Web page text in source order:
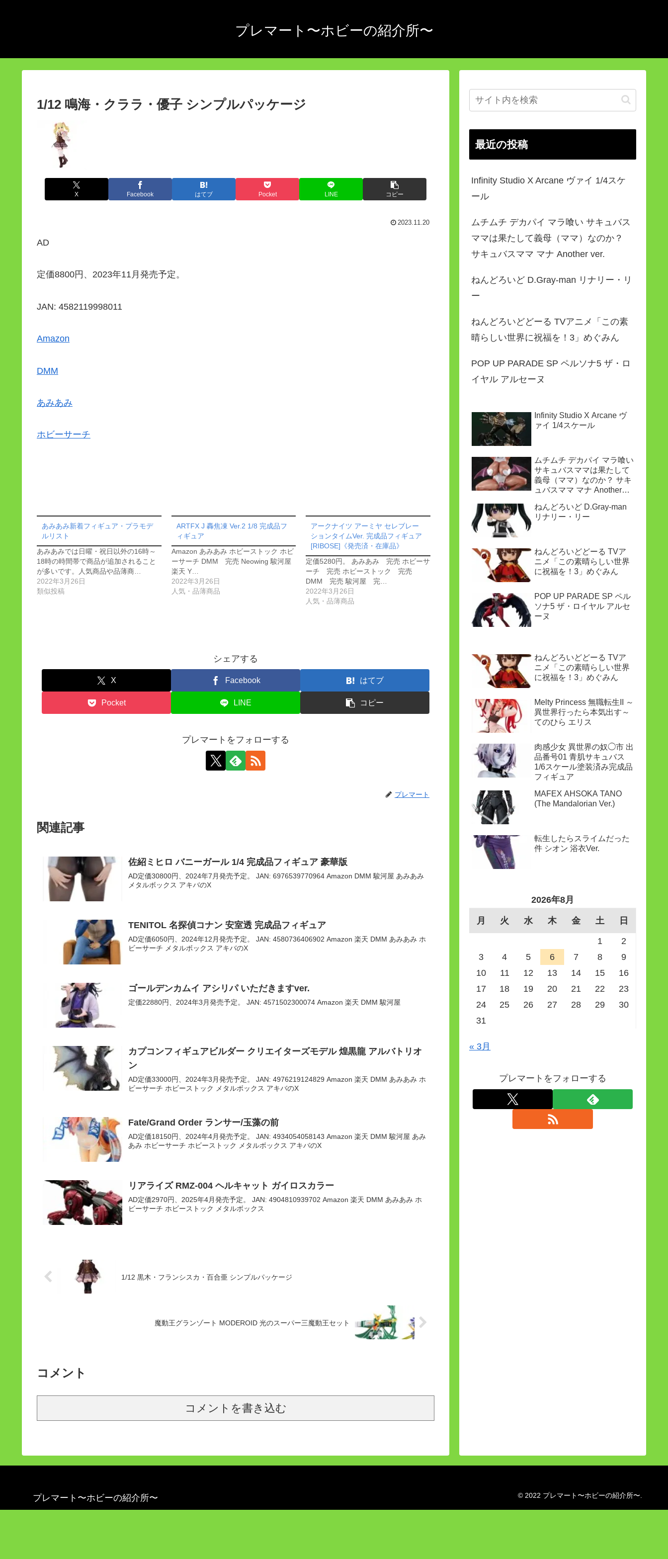
プレマート〜ホビーの紹介所〜
1/12 鳴海・クララ・優子 シンプルパッケージ
X Facebook はてブ Pocket LINE コピー
2023.11.20
AD
定価8800円、2023年11月発売予定。
JAN: 4582119998011
Amazon
DMM
あみあみ
ホビーサーチ
あみあみ新着フィギュア・プラモデ
ルリスト
あみあみでは日曜・祝日以外の16時～
18時の時間帯で商品が追加されること
が多いです。人気商品や品薄商…
2022年3月26日
類似投稿
ARTFX J 轟焦凍 Ver.2 1/8 完成品フ
ィギュア
Amazon あみあみ ホビーストック ホビ
ーサーチ DMM 完売 Neowing 駿河屋
楽天 Y…
2022年3月26日
人気・品薄商品
アークナイツ アーミヤ セレブレー
ションタイムVer. 完成品フィギュア
[RIBOSE]《発売済・在庫品》
定価5280円。 あみあみ 完売 ホビーサ
ーチ 完売 ホビーストック 完売
DMM 完売 駿河屋 完…
2022年3月26日
人気・品薄商品
シェアする
X Facebook はてブ
Pocket LINE コピー
プレマートをフォローする
プレマート
関連記事
佐紹ミヒロ バニーガール 1/4 完成品フィギュア 豪華版
AD定価30800円、2024年7月発売予定。 JAN: 6976539770964 Amazon DMM 駿河屋 あみあみ
メタルボックス アキバのX
TENITOL 名探偵コナン 安室透 完成品フィギュア
AD定価6050円、2024年12月発売予定。 JAN: 4580736406902 Amazon 楽天 DMM あみあみ ホ
ビーサーチ メタルボックス アキバのX
ゴールデンカムイ アシリパ いただきますver.
定価22880円、2024年3月発売予定。 JAN: 4571502300074 Amazon 楽天 DMM 駿河屋
カプコンフィギュアビルダー クリエイターズモデル 煌黒龍 アルバトリオ
ン
AD定価33000円、2024年3月発売予定。 JAN: 4976219124829 Amazon 楽天 DMM あみあみ ホ
ビーサーチ ホビーストック メタルボックス アキバのX
Fate/Grand Order ランサー/玉藻の前
AD定価18150円、2024年4月発売予定。 JAN: 4934054058143 Amazon 楽天 DMM 駿河屋 あみ
あみ ホビーサーチ ホビーストック メタルボックス アキバのX
リアライズ RMZ-004 ヘルキャット ガイロスカラー
AD定価2970円、2025年4月発売予定。 JAN: 4904810939702 Amazon 楽天 DMM あみあみ ホ
ビーサーチ ホビーストック メタルボックス
1/12 黒木・フランシスカ・百合亜 シンプルパッケージ
魔動王グランゾート MODEROID 光のスーパー三魔動王セット
コメント
コメントを書き込む
最近の投稿
Infinity Studio X Arcane ヴァイ 1/4スケ
ール
ムチムチ デカパイ マラ喰い サキュバス
ママは果たして義母（ママ）なのか？
サキュバスママ マナ Another ver.
ねんどろいど D.Gray-man リナリー・リ
ー
ねんどろいどどーる TVアニメ「この素
晴らしい世界に祝福を！3」めぐみん
POP UP PARADE SP ペルソナ5 ザ・ロ
イヤル アルセーヌ
Infinity Studio X Arcane ヴ
ァイ 1/4スケール
ムチムチ デカパイ マラ喰い
サキュバスママは果たして
義母（ママ）なのか？ サキ
ュバスママ マナ Another
ねんどろいど D.Gray-man
リナリー・リー
ねんどろいどどーる TVア
ニメ「この素晴らしい世界
に祝福を！3」めぐみん
POP UP PARADE SP ペル
ソナ5 ザ・ロイヤル アルセ
ーヌ
ねんどろいどどーる TVア
ニメ「この素晴らしい世界
に祝福を！3」めぐみん
Melty Princess 無職転生II ～
異世界行ったら本気出す～
てのひら エリス
肉感少女 異世界の奴◯市 出
品番号01 青肌サキュバス
1/6スケール塗装済み完成品
フィギュア
MAFEX AHSOKA TANO
(The Mandalorian Ver.)
転生したらスライムだった
件 シオン 浴衣Ver.
2026年8月
月 火 水 木 金 土 日
1
2
3
4 5 6 7 8
9
10
11 12 13 14 15
16
17
18 19 20 21 22
23
24
25 26 27 28 29
30
31
« 3月
プレマートをフォローする
プレマート〜ホビーの紹介所〜 © 2022 プレマート〜ホビーの紹介所〜.